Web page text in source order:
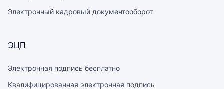
Электронный кадровый документооборот
ЭЦП
Электронная подпись бесплатно
Квалифицированная электронная подпись